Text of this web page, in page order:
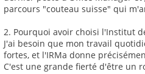
parcours "couteau suisse" qui
2. Pourquoi avoir choisi l'Institut
J'ai besoin que mon travail
fortes, et l'IRMa donne
C'est une grande fierté d'être un